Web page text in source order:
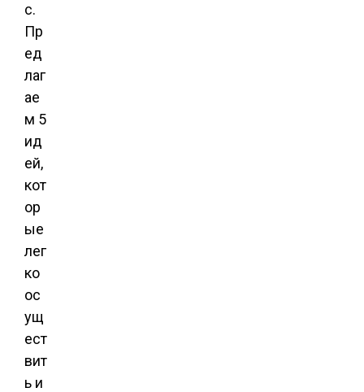
с.
Пр
ед
лаг
ае
м 5
ид
ей,
кот
ор
ые
лег
ко
ос
ущ
ест
вит
ь и